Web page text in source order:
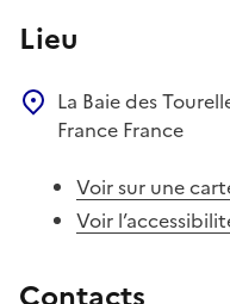
Lieu
La Baie des
France France
Voir sur une
Voir